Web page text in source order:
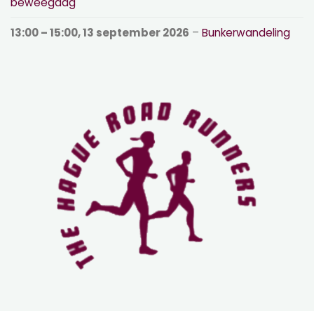
13:00– 15:00,13 september 2026 –Bunkerwandeling